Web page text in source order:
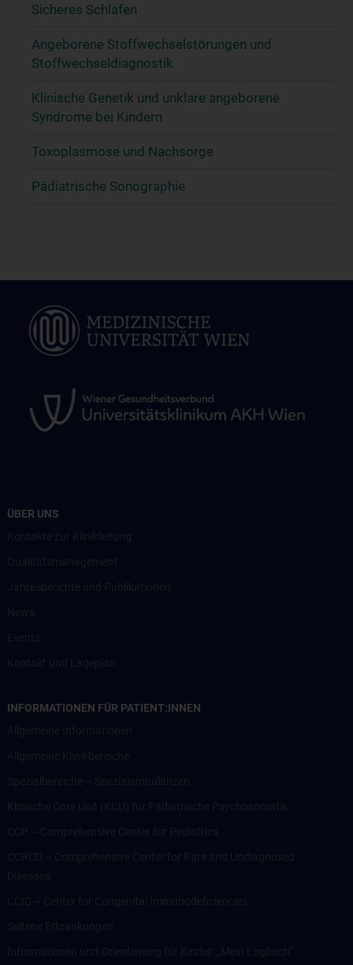
Sicheres Schlafen
Angeborene Stoffwechselstörungen und
Stoffwechseldiagnostik
Klinische Genetik und unklare angeborene
Syndrome bei Kindern
Toxoplasmose und Nachsorge
Pädiatrische Sonographie
ÜBER UNS
INFORMATIONEN FÜR PATIENT:INNEN